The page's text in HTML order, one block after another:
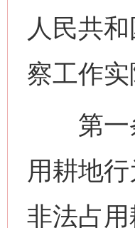
人民共
察工作
第一条
用耕地
非法占